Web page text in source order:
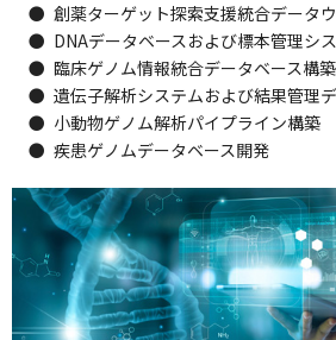
● 創薬ターゲット探索支援統合データ
● DNAデータベースおよび標本管理シ
● 臨床ゲノム情報統合データベース構築
● 遺伝子解析システムおよび結果管理
● 小動物ゲノム解析パイプライン構築
● 疾患ゲノムデータベース開発